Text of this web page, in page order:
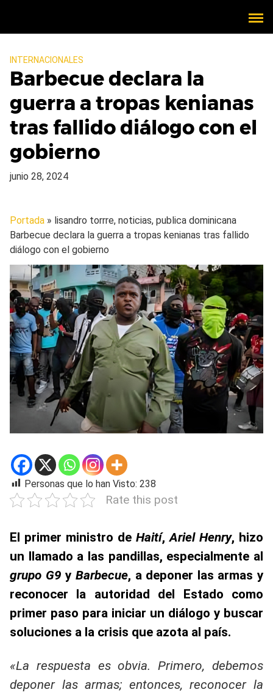
INTERNACIONALES
Barbecue declara la
guerra a tropas kenianas
tras fallido diálogo con el
gobierno
junio 28, 2024
Portada » lisandro torrre, noticias, publica dominicana
Barbecue declara la guerra a tropas kenianas tras fallido
diálogo con el gobierno
Personas que lo han Visto: 238
Rate this post
El primer ministro de Haití,Ariel Henry, hizo
un llamado a las pandillas, especialmente al
grupo G9 y Barbecue, a deponer las armas y
reconocer la autoridad del Estado como
primer paso para iniciar un diálogo y buscar
soluciones a la crisis que azota al país.
«La respuesta es obvia. Primero, debemos
deponer las armas; entonces, reconocer la